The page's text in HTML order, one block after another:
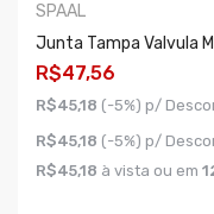
SPAAL
Junta Tampa Valvula
R$47,56
R$45,18 (-5%) p/
R$45,18 (-5%) p/
R$45,18 à vista ou em